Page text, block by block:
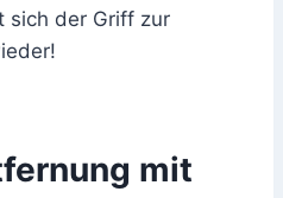
sich der Griff zur
mit